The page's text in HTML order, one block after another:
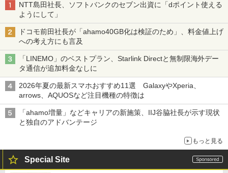
NTT島田社長、ソフトバンクのセブン出資に「dポイント使える
ようにして」
ドコモ前田社長が「ahamo40GB化は検証のため」、料金値上げ
への考え方にも言及
「LINEMO」のベストプラン、Starlink Directと無制限海外デー
タ通信が追加料金なしに
2026年夏の最新スマホおすすめ11選 GalaxyやXperia、
arrows、AQUOSなど注目機種の特徴は
「ahamo増量」などキャリアの新施策、IIJ谷脇社長が示す現状
と独自のアドバンテージ
もっと見る
Special Site